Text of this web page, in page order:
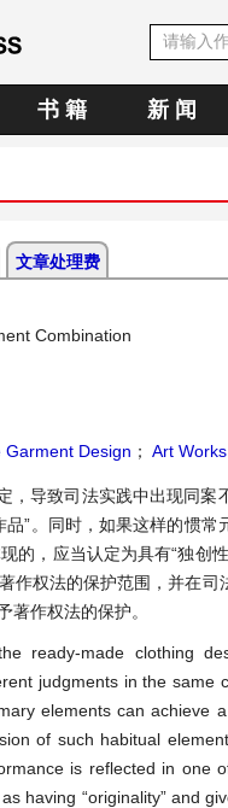
书 籍 新 闻
文章处理费
Combination
Garment Design ； Art Works
导致司法实践中出现同案
”。同时，如果这样的惯常
，应当认定为具有“独创
作权法的保护范围，并在司
作权法的保护。
ready-made clothing
judgments in the same
elements can achieve
of such habitual
is reflected in one
having “originality” and